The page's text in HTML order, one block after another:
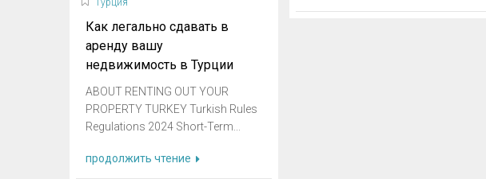
Турция
Как легально сдавать в
аренду вашу
недвижимость в Турции
ABOUT RENTING OUT YOUR
PROPERTY TURKEY Turkish Rules
Regulations 2024 Short-Term...
продолжить чтение